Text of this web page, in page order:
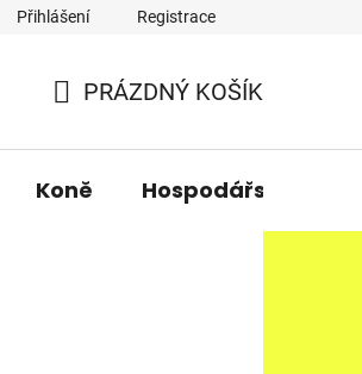
Přihlášení Registrace
KOŠÍK
PRÁZDNÝ KOŠÍK
Koně Hospodářská